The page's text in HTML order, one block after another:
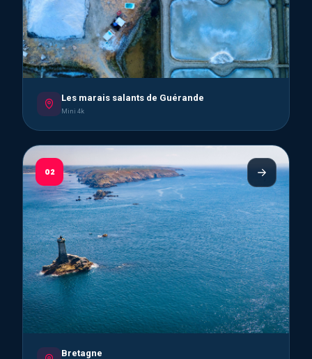
Les marais salants de Guérande
Mini 4k
02
Bretagne